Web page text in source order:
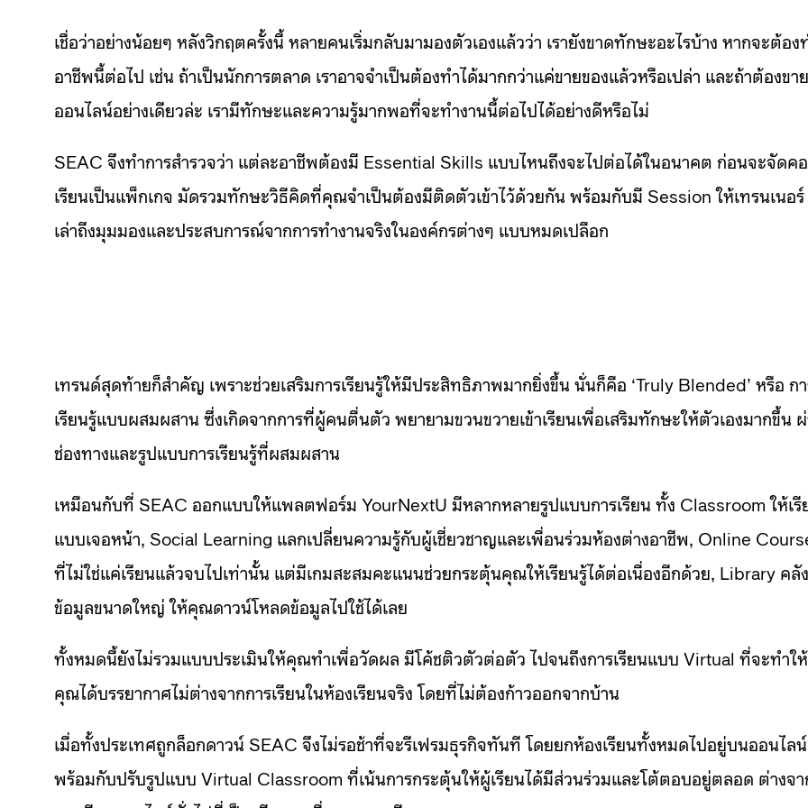
เชื่อว่าอย่างน้อยๆ หลังวิกฤตครั้งนี้ หลายคนเริ่มกลับมามองตัวเองแล้วว่า เรายังขาดทักษะอะไรบ้าง หากจะต้อง
อาชีพนี้ต่อไป เช่น ถ้าเป็นนักการตลาด เราอาจจำเป็นต้องทำได้มากกว่าแค่ขายของแล้วหรือเปล่า และถ้าต้องขาย
ออนไลน์อย่างเดียวล่ะ เรามีทักษะและความรู้มากพอที่จะทำงานนี้ต่อไปได้อย่างดีหรือไม่
SEAC จึงทำการสำรวจว่า แต่ละอาชีพต้องมี Essential Skills แบบไหนถึงจะไปต่อได้ในอนาคต ก่อนจะจัดค
เรียนเป็นแพ็กเกจ มัดรวมทักษะวิธีคิดที่คุณจำเป็นต้องมีติดตัวเข้าไว้ด้วยกัน พร้อมกับมี Session ให้เทรนเนอร์
เล่าถึงมุมมองและประสบการณ์จากการทำงานจริงในองค์กรต่างๆ แบบหมดเปลือก
เทรนด์สุดท้ายก็สำคัญ เพราะช่วยเสริมการเรียนรู้ให้มีประสิทธิภาพมากยิ่งขึ้น นั่นก็คือ ‘Truly Blended’ หรือ ก
เรียนรู้แบบผสมผสาน ซึ่งเกิดจากการที่ผู้คนตื่นตัว พยายามขวนขวายเข้าเรียนเพื่อเสริมทักษะให้ตัวเองมากขึ้น
ช่องทางและรูปแบบการเรียนรู้ที่ผสมผสาน
เหมือนกับที่ SEAC ออกแบบให้แพลตฟอร์ม YourNextU มีหลากหลายรูปแบบการเรียน ทั้ง Classroom ให้เรี
แบบเจอหน้า, Social Learning แลกเปลี่ยนความรู้กับผู้เชี่ยวชาญและเพื่อนร่วมห้องต่างอาชีพ, Online
ที่ไม่ใช่แค่เรียนแล้วจบไปเท่านั้น แต่มีเกมสะสมคะแนนช่วยกระตุ้นคุณให้เรียนรู้ได้ต่อเนื่องอีกด้วย, Library คลัง
ข้อมูลขนาดใหญ่ ให้คุณดาวน์โหลดข้อมูลไปใช้ได้เลย
ทั้งหมดนี้ยังไม่รวมแบบประเมินให้คุณทำเพื่อวัดผล มีโค้ชติวตัวต่อตัว ไปจนถึงการเรียนแบบ Virtual ที่จะทำให้
คุณได้บรรยากาศไม่ต่างจากการเรียนในห้องเรียนจริง โดยที่ไม่ต้องก้าวออกจากบ้าน
เมื่อทั้งประเทศถูกล็อกดาวน์ SEAC จึงไม่รอช้าที่จะรีเฟรมธุรกิจทันที โดยยกห้องเรียนทั้งหมดไปอยู่บนออนไลน์
พร้อมกับปรับรูปแบบ Virtual Classroom ที่เน้นการกระตุ้นให้ผู้เรียนได้มีส่วนร่วมและโต้ตอบอยู่ตลอด ต่างจ